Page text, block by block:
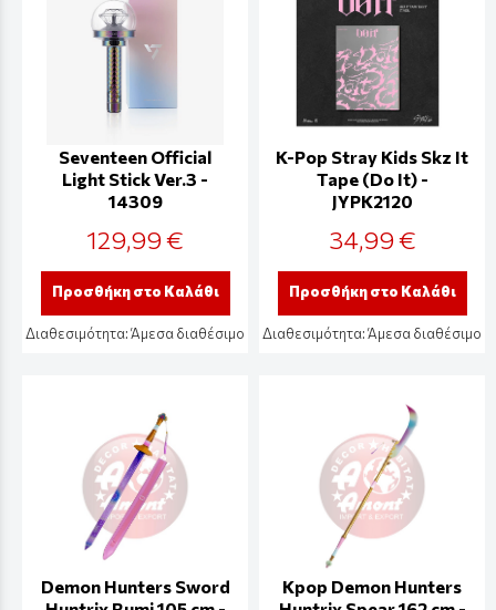
Seventeen Official
Light Stick Ver.3 -
14309
129,99 €
Προσθήκη στο Καλάθι
Διαθεσιμότητα:Άμεσα διαθέσιμο
K-Pop Stray Kids Skz It
Tape (Do It) -
JYPK2120
34,99 €
Προσθήκη στο Καλάθι
Διαθεσιμότητα:Άμεσα διαθέσιμο
Demon Hunters Sword
Kpop Demon Hunters